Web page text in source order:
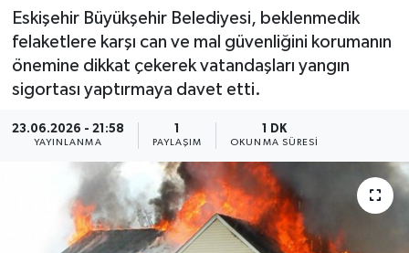
Eskişehir Büyükşehir Belediyesi, beklenmedik
felaketlere karşı can ve mal güvenliğini korumanın
önemine dikkat çekerek vatandaşları yangın
sigortası yaptırmaya davet etti.
23.06.2026 - 21:58
YAYINLANMA PAYLAŞIM
1 DK
OKUNMA SÜRESI